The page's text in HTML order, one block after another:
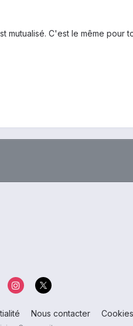
mutualisé. C'est le même pour
Nous contacter Cookies